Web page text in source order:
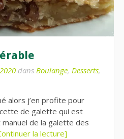
dans Boulange, Desserts,
alors j’en profite pour
de galette qui est
de la galette des
la lecture]